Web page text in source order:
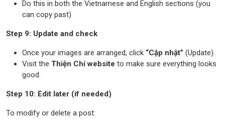
Do this in both the Vietnamese and English sections (you
can copy past)
Step 9: Update and check
Once your images are arranged, click “Cập nhật” (Update).
Visit the Thiện Chí website to make sure everything looks
good.
Step 10: Edit later (if needed)
To modify or delete a post: